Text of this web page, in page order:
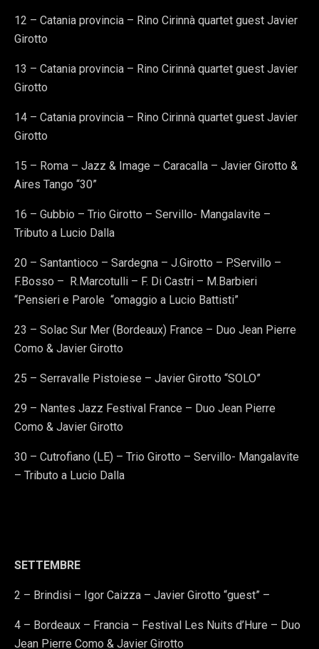
12 – Catania provincia – Rino Cirinnà quartet guest Javier
Girotto
13 – Catania provincia – Rino Cirinnà quartet guest Javier
Girotto
14 – Catania provincia – Rino Cirinnà quartet guest Javier
Girotto
15 – Roma – Jazz & Image – Caracalla – Javier Girotto &
Aires Tango “30”
16 – Gubbio – Trio Girotto – Servillo- Mangalavite –
Tributo a Lucio Dalla
20 – Santantioco – Sardegna – J.Girotto – P.Servillo –
F.Bosso – R.Marcotulli – F. Di Castri – M.Barbieri
“Pensieri e Parole “omaggio a Lucio Battisti”
23 – Solac Sur Mer (Bordeaux) France – Duo Jean Pierre
Como & Javier Girotto
25 – Serravalle Pistoiese – Javier Girotto “SOLO”
29 – Nantes Jazz Festival France – Duo Jean Pierre
Como & Javier Girotto
30 – Cutrofiano (LE) – Trio Girotto – Servillo- Mangalavite
– Tributo a Lucio Dalla
SETTEMBRE
2 – Brindisi – Igor Caizza – Javier Girotto “guest” –
4 – Bordeaux – Francia – Festival Les Nuits d’Hure – Duo
Jean Pierre Como & Javier Girotto